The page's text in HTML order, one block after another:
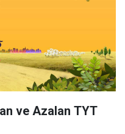
ve Azalan TYT